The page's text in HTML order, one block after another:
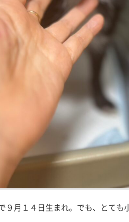
９月１４日生まれ。でも、とても